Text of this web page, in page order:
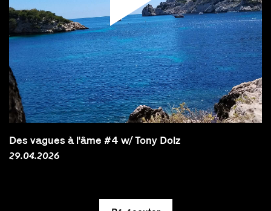
Des vagues à l'âme #4 w/ Tony Dolz
29.04.2026